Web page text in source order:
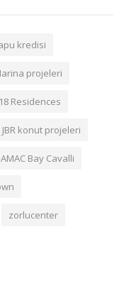
kredisi
projeleri
Residences
JBR konut projeleri
Bay Cavalli
zorlucenter